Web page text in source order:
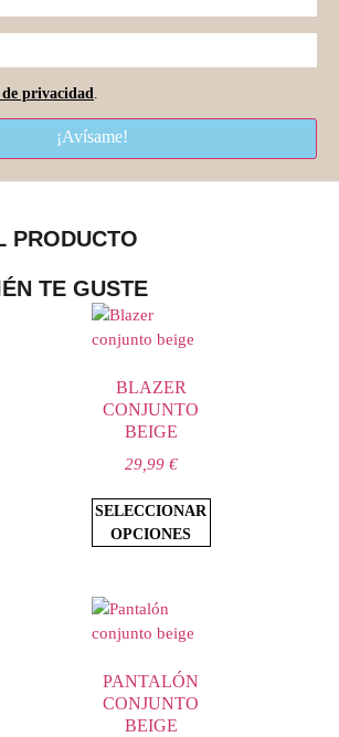
privacidad.
¡Avísame!
PRODUCTO
TE GUSTE
BLAZER
CONJUNTO
BEIGE
29,99 €
SELECCIONAR
OPCIONES
PANTALÓN
CONJUNTO
BEIGE